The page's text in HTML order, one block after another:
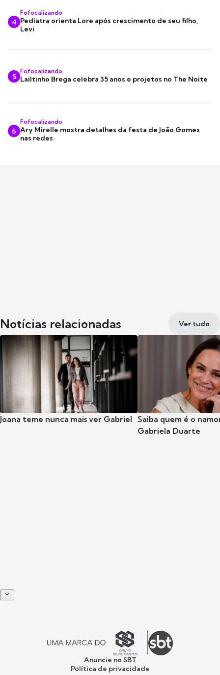
4
Fofocalizando
Pediatra orienta Lore após crescimento de seu filho,
Levi
5
Fofocalizando
Lailtinho Brega celebra 35 anos e projetos no The Noite
6
Fofocalizando
Ary Mirelle mostra detalhes da festa de João Gomes
nas redes
Notícias relacionadas Ver tudo
Joana teme nunca mais ver Gabriel Saiba quem é o
Gabriela Duarte
Anuncie no SBT
Política de privacidade